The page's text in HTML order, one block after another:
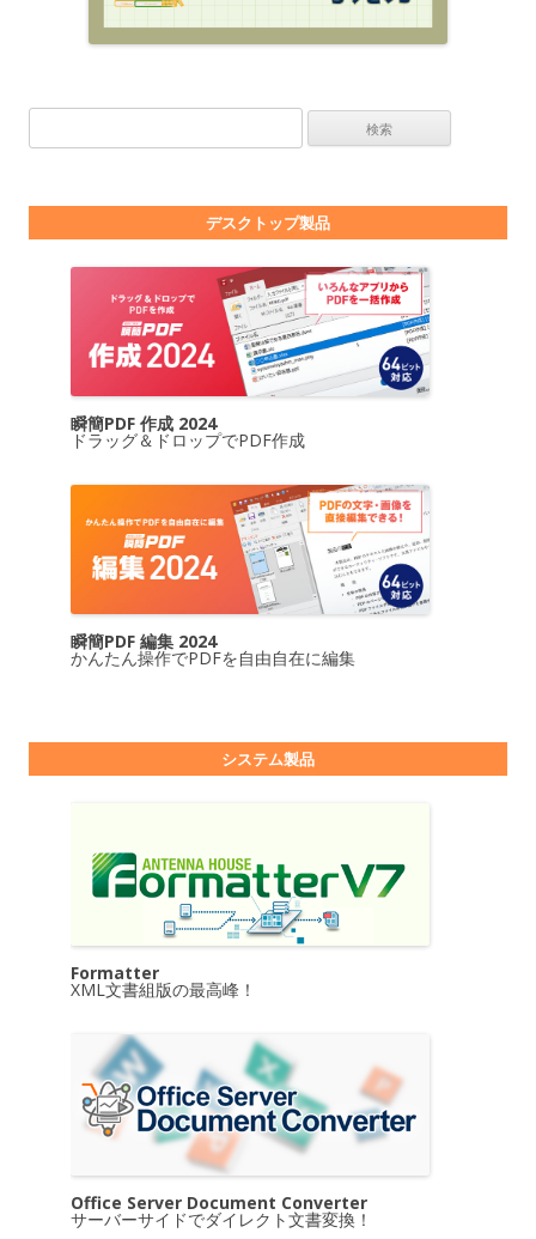
デスクトップ製品
瞬簡PDF 作成 2024
ドラッグ＆ドロップでPDF作成
瞬簡PDF 編集 2024
かんたん操作でPDFを自由自在に編集
システム製品
Formatter
XML文書組版の最高峰！
Office Server Document Converter
サーバーサイドでダイレクト文書変換！